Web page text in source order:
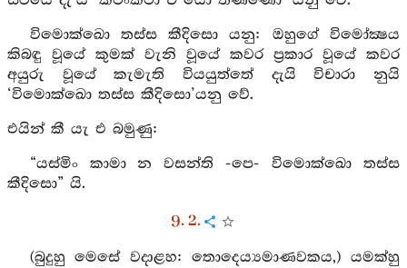
විමොක්ඛො තස්ස කීදිසො යනු: ඔහුගේ විමෝක්‍ෂය
කිබඳු වූයේ කුමක් වැනි වූයේ කවර ප්‍රකාර වූයේ කවර
අයුරු වූයේ කැමැති වියයුත්තේ දැයි විචාරා නුයි
‘විමොක්ඛො තස්ස කීදිසො’යනු වේ.
එයින් කී යැ එ බමුණු:
“යස්මිං කාමා න වසන්ති -පෙ- විමොක්ඛො තස්ස
කීදිසො” යි.
9. 2.
(බුදුහු මෙසේ වදාළහ: තොදෙය්‍යමාණවකය,) යමක්හු